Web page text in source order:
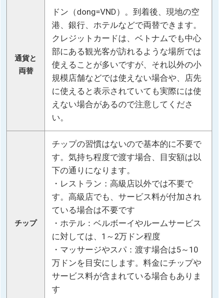
通貨と
両替
ドン（dong=VND）。到着後、現地の空
港、銀行、ホテルなどで両替できます。
クレジットカードは、ベトナムでも中心
部にある観光客が訪れるような場所では
使えることが多いですが、それ以外の小
規模店舗などでは使えない場合や、店先
に使えると表示されていても実際には使
えない場合があるので注意してくださ
い。
チップ
チップの習慣はないので基本的に不要で
す。気持ち程度で渡す場合、目安額は以
下の通りになります。
・レストラン：高級店以外では不要で
す。高級店でも、サービス料が付加され
ている場合は不要です
・ホテル：ベルボーイやルームサービス
に対しては、1～2万ドン程度
・マッサージやスパ：渡す場合は5～10
万ドンを目安にします。料金にチップや
サービス料が含まれている場合もありま
す